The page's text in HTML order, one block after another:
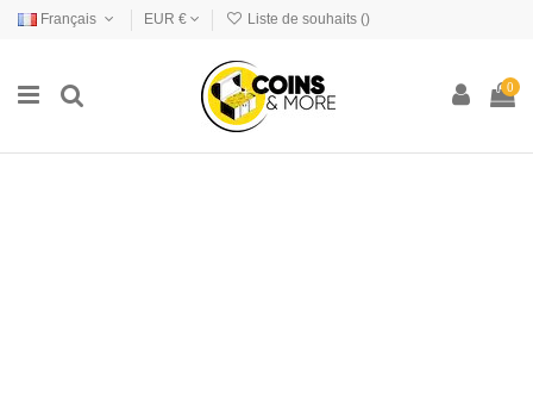
Français EUR € Liste de souhaits ()
0